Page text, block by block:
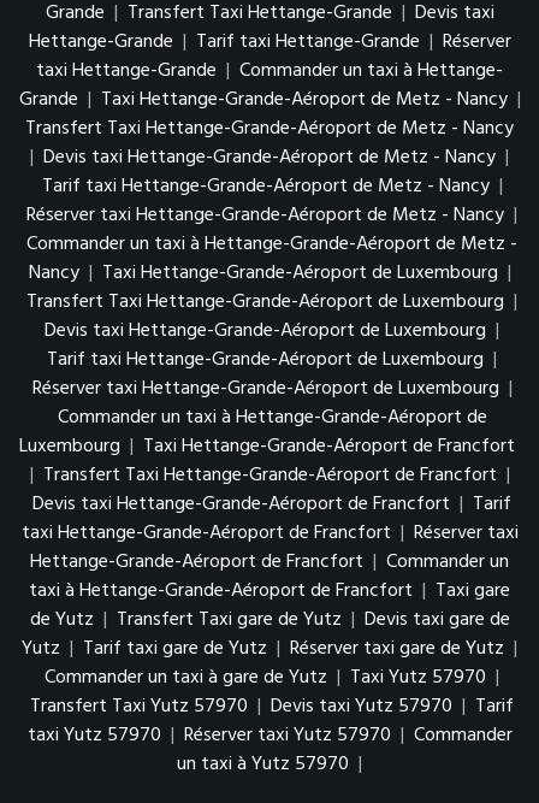
Grande | Transfert Taxi Hettange-Grande | Devis taxi
Hettange-Grande | Tarif taxi Hettange-Grande | Réserver
taxi Hettange-Grande | Commander un taxi à Hettange-
Grande | Taxi Hettange-Grande-Aéroport de Metz - Nancy |
Transfert Taxi Hettange-Grande-Aéroport de Metz - Nancy
| Devis taxi Hettange-Grande-Aéroport de Metz - Nancy |
Tarif taxi Hettange-Grande-Aéroport de Metz - Nancy |
Réserver taxi Hettange-Grande-Aéroport de Metz - Nancy |
Commander un taxi à Hettange-Grande-Aéroport de Metz -
Nancy | Taxi Hettange-Grande-Aéroport de Luxembourg |
Transfert Taxi Hettange-Grande-Aéroport de Luxembourg |
Devis taxi Hettange-Grande-Aéroport de Luxembourg |
Tarif taxi Hettange-Grande-Aéroport de Luxembourg |
Réserver taxi Hettange-Grande-Aéroport de Luxembourg |
Commander un taxi à Hettange-Grande-Aéroport de
Luxembourg | Taxi Hettange-Grande-Aéroport de Francfort
| Transfert Taxi Hettange-Grande-Aéroport de Francfort |
Devis taxi Hettange-Grande-Aéroport de Francfort | Tarif
taxi Hettange-Grande-Aéroport de Francfort | Réserver taxi
Hettange-Grande-Aéroport de Francfort | Commander un
taxi à Hettange-Grande-Aéroport de Francfort | Taxi gare
de Yutz | Transfert Taxi gare de Yutz | Devis taxi gare de
Yutz | Tarif taxi gare de Yutz | Réserver taxi gare de Yutz |
Commander un taxi à gare de Yutz | Taxi Yutz 57970 |
Transfert Taxi Yutz 57970 | Devis taxi Yutz 57970 | Tarif
taxi Yutz 57970 | Réserver taxi Yutz 57970 | Commander
un taxi à Yutz 57970 |